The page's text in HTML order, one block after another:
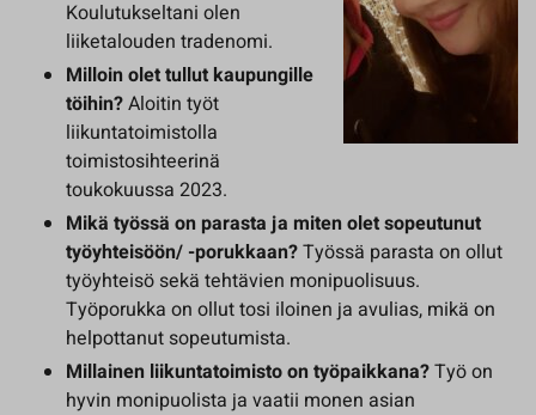
Koulutukseltani olen
liiketalouden tradenomi.
Milloin olet tullut kaupungille
töihin?Aloitin työt
liikuntatoimistolla
toimistosihteerinä
toukokuussa 2023.
Mikä työssä on parasta ja miten olet sopeutunut
työyhteisöön/ -porukkaan?Työssä parasta on ollut
työyhteisö sekä tehtävien monipuolisuus.
Työporukka on ollut tosi iloinen ja avulias, mikä on
helpottanut sopeutumista.
Millainen liikuntatoimisto on työpaikkana?Työ on
hyvin monipuolista ja vaatii monen asian